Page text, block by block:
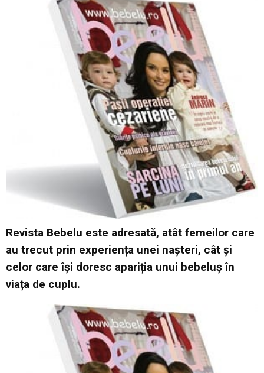
Revista Bebelu este adresată, atât femeilor care
au trecut prin experiența unei nașteri, cât și
celor care își doresc apariția unui bebeluș în
viața de cuplu.